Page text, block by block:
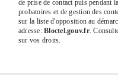
de prise de contact puis pendant
probatoires et de gestion des
sur la liste d'opposition au
adresse:Bloctel.gouv.fr.
sur vos droits.